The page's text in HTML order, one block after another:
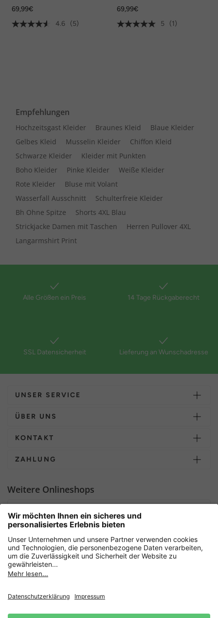
69,99€
4.6
(5)
69,99€
5
(1)
Empfehlungen
Hochzeitsgast Kleider Braunes Kleid
Blaue Kleider
Gelbes Kleid
Musselin Kleider
Chiffon Kleid
Schwarze Kleider
Kleider mit Punkten
Boho Kleider
Pinke Kleider
Weiße Kleider
Rote Kleider
Bluse mit Volant
Wasserfall Ausschnitt
Schulterfreie Kleider
Bh Ohne Spitze
Shorts 4XL Blau
Strickjacke Damen mit Taschen
Herren Pullover 4XL
Langarmshirt Print
Alle Größen ein Preis 14 Tage Rückgaberecht
SSL Datensicherheit Lieferung an Wunschadresse
UNSER SERVICE
ÜBER UNS
KONTAKT
ZAHLUNG
Weitere Onlineshops
Sicher einkaufen mit
Newsletter